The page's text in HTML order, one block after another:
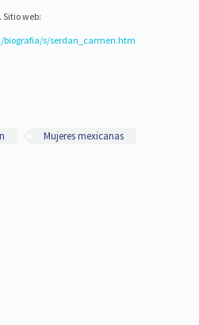
web:
s/serdan_carmen.htm
Mujeres mexicanas